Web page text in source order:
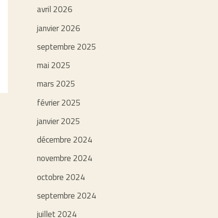
avril 2026
janvier 2026
septembre 2025
mai 2025
mars 2025
février 2025
janvier 2025
décembre 2024
novembre 2024
octobre 2024
septembre 2024
juillet 2024